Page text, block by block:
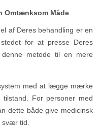
Omtænksom Måde
af Deres behandling er en
for at presse Deres
metode til en mere
med at lægge mærke
For personer med
dette både give medicinsk
tid.